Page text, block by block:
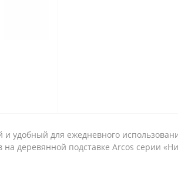
и удобный для ежедневного
деревянной подставке Arcos серии